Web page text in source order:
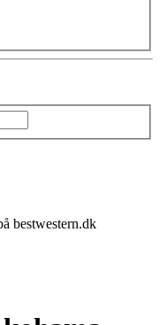
bestwestern.dk